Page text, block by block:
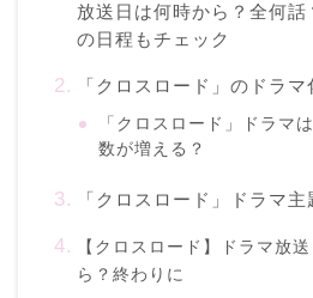
放送日は何時から？全何話
の日程もチェック
「クロスロード」のドラ
「クロスロード」ドラマ
数が増える？
「クロスロード」ドラマ
【クロスロード】ドラマ放
ら？終わりに